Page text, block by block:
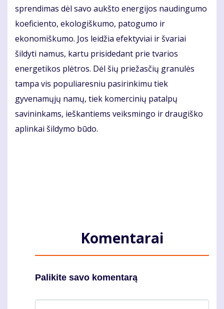
sprendimas dėl savo aukšto energijos naudingumo
koeficiento, ekologiškumo, patogumo ir
ekonomiškumo. Jos leidžia efektyviai ir švariai
šildyti namus, kartu prisidedant prie tvarios
energetikos plėtros. Dėl šių priežasčių granulės
tampa vis populiaresniu pasirinkimu tiek
gyvenamųjų namų, tiek komercinių patalpų
savininkams, ieškantiems veiksmingo ir draugiško
aplinkai šildymo būdo.
Komentarai
Palikite savo komentarą